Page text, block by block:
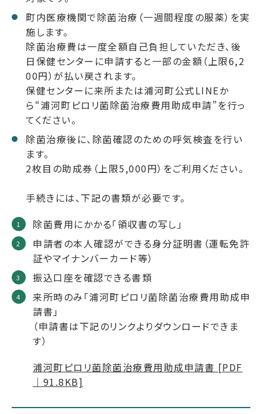
町内医療機関で除菌治療（一週間程度の服薬）を実
施します。
除菌治療費は一度全額自己負担していただき、後
日保健センターに申請すると一部の金額（上限6,2
00円）が払い戻されます。
保健センターに来所または浦河町公式LINEか
ら“浦河町ピロリ菌除菌治療費用助成申請”を行っ
てください。
除菌治療後に、除菌確認のための呼気検査を行い
ます。
2枚目の助成券（上限5,000円）をご利用ください。
手続きには、下記の書類が必要です。
除菌費用にかかる「領収書の写し」
申請者の本人確認ができる身分証明書（運転免許
証やマイナンバーカード等）
振込口座を確認できる書類
来所時のみ「浦河町ピロリ菌除菌治療費用助成申
請書」
（申請書は下記のリンクよりダウンロードできま
す）
浦河町ピロリ菌除菌治療費用助成申請書 [PDF
｜91.8KB]